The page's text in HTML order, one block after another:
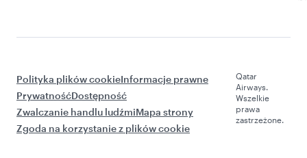
Polityka plików cookieInformacje prawne
PrywatnośćDostępność
Zwalczanie handlu ludźmiMapa strony
Zgoda na korzystanie z plików cookie
Qatar
Airways.
Wszelkie
prawa
zastrzeżone.